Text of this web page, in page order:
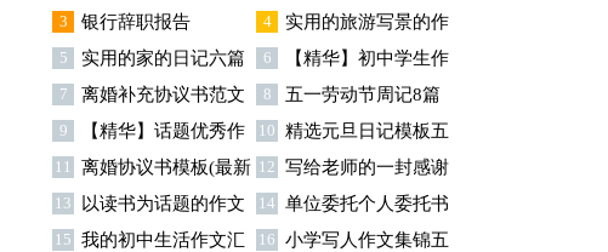
文300字集锦八篇
文300字汇总8篇
3 银行辞职报告 4
实用的旅游写景的作
文汇总九篇
5 实用的家的日记六篇 6
【精华】初中学生作
文600字集合十篇
7
离婚补充协议书范文
合集九篇
8 五一劳动节周记8篇
9
【精华】话题优秀作
文300字集合9篇
10 精选元旦日记模板五
篇
11
离婚协议书模板(最新
版)
12 写给老师的一封感谢
信模板汇编9篇
13
以读书为话题的作文
(精选15篇)
14 单位委托个人委托书
15篇
15 我的初中生活作文汇
16 小学写人作文集锦五